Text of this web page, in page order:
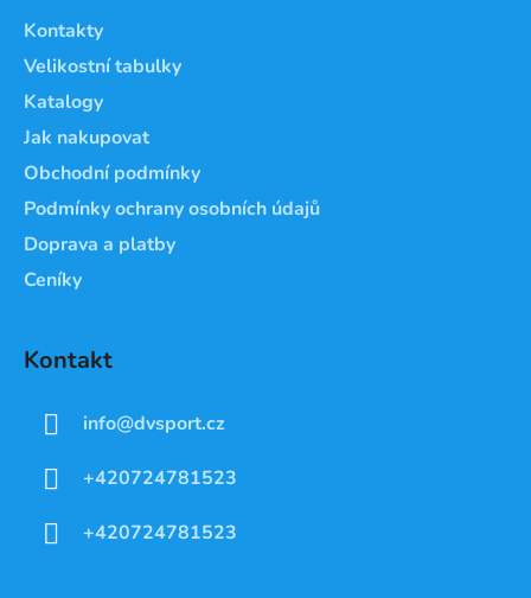
Kontakty
Velikostní tabulky
Katalogy
Jak nakupovat
Obchodní podmínky
Podmínky ochrany osobních údajů
Doprava a platby
Ceníky
Kontakt
info@dvsport.cz
+420724781523
+420724781523